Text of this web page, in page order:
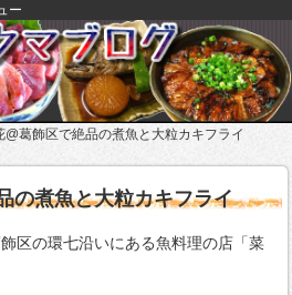
ー
@葛飾区で絶品の煮魚と大粒カキフライ
の煮魚と大粒カキフライ
区の環七沿いにある魚料理の店「菜